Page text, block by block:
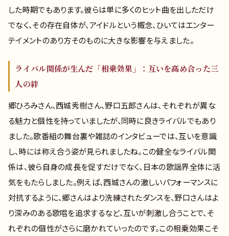
した時期でもあります。彼らは単に多くのヒット曲を出しただけ
でなく、その存在自体が、アイドルという概念、ひいてはエンター
テイメントのあり方そのものに大きな影響を与えました。
ライバル関係が生んだ「相乗効果」：互いを高め合った三
人の絆
郷ひろみさん、西城秀樹さん、野口五郎さんは、それぞれが異な
る魅力と個性を持っていましたが、同時に良きライバルでもあり
ました。歌番組の舞台裏や雑誌のインタビューでは、互いを意識
し、時には称え合う姿が見られましたね。この健全なライバル関
係は、彼ら自身の成長を促すだけでなく、日本の歌謡界全体に活
気をもたらしました。例えば、西城さんの激しいパフォーマンスに
対抗するように、郷さんはより洗練されたダンスを、野口さんはよ
り深みのある歌唱を追求するなど、互いが刺激し合うことで、そ
れぞれの個性がさらに磨かれていったのです。この相乗効果こそ